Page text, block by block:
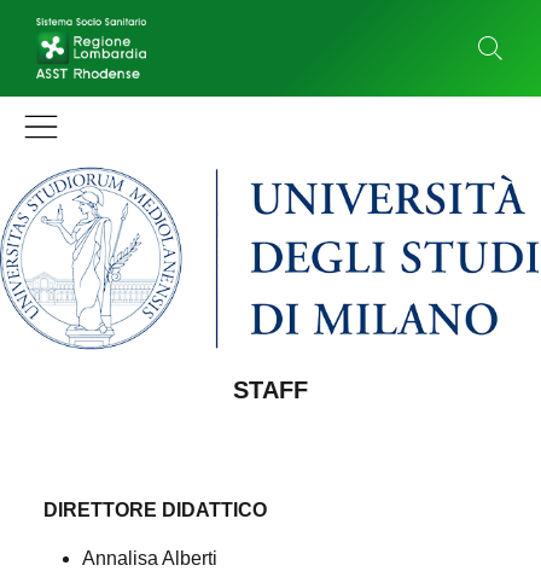
STAFF
DIRETTORE DIDATTICO
Annalisa Alberti